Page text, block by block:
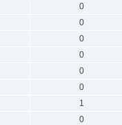
0
0
0
0
0
0
1
0